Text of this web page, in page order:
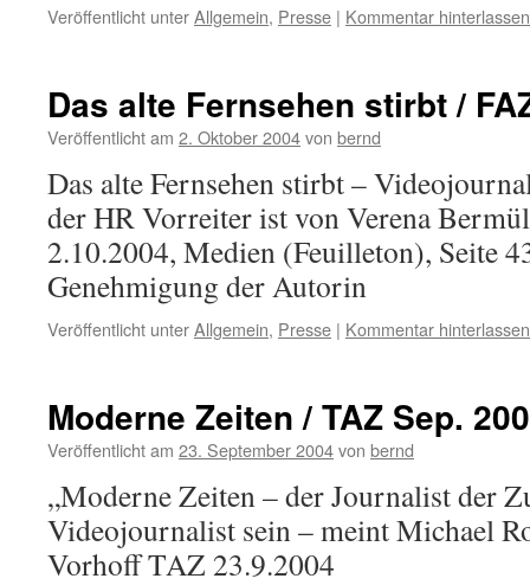
Veröffentlicht unterAllgemein, Presse | Kommentar hinterlassen
Das alte Fernsehen stirbt /
Veröffentlicht am 2. Oktober 2004von bernd
Das alte Fernsehen stirbt –
der HR Vorreiter ist von Verena
2.10.2004, Medien (Feuilleton), Seite
Genehmigung der Autorin
Veröffentlicht unterAllgemein, Presse | Kommentar hinterlassen
Moderne Zeiten / TAZ Sep.
Veröffentlicht am 23. September 2004von bernd
„Moderne Zeiten – der Journalist der
Videojournalist sein – meint Michael
Vorhoff TAZ 23.9.2004